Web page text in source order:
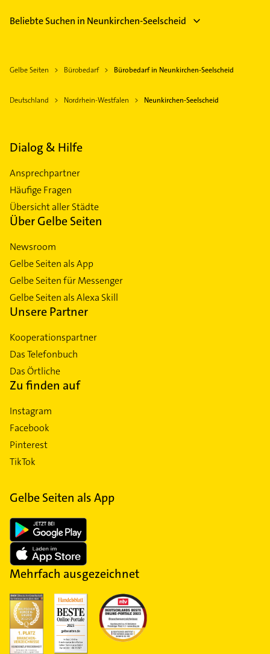
Beliebte Suchen in Neunkirchen-Seelscheid
Gelbe Seiten Bürobedarf Bürobedarf in Neunkirchen-Seelscheid
Deutschland Nordrhein-Westfalen Neunkirchen-Seelscheid
Dialog & Hilfe
Ansprechpartner
Häufige Fragen
Übersicht aller Städte
Über Gelbe Seiten
Newsroom
Gelbe Seiten als App
Gelbe Seiten für Messenger
Gelbe Seiten als Alexa Skill
Unsere Partner
Kooperationspartner
Das Telefonbuch
Das Örtliche
Zu finden auf
Instagram
Facebook
Pinterest
TikTok
Gelbe Seiten als App
Mehrfach ausgezeichnet